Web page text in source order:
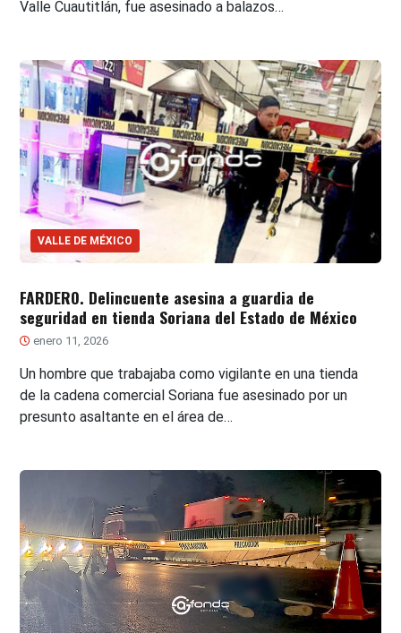
Valle Cuautitlán, fue asesinado a balazos…
VALLE DE MÉXICO
FARDERO. Delincuente asesina a guardia de
seguridad en tienda Soriana del Estado de México
enero 11, 2026
Un hombre que trabajaba como vigilante en una tienda
de la cadena comercial Soriana fue asesinado por un
presunto asaltante en el área de…